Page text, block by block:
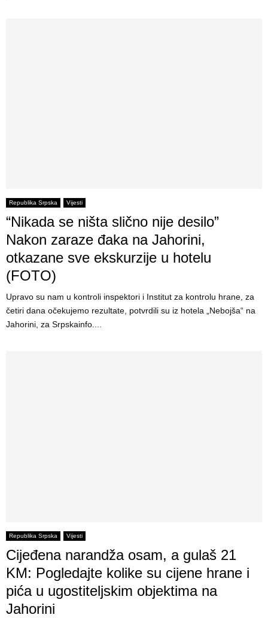
Republika Srpska Vijesti
“Nikada se ništa slično nije desilo”
Nakon zaraze đaka na Jahorini,
otkazane sve ekskurzije u hotelu
(FOTO)
Upravo su nam u kontroli inspektori i Institut za kontrolu hrane, za
četiri dana očekujemo rezultate, potvrdili su iz hotela „Nebojša“ na
Jahorini, za Srpskainfo....
Republika Srpska Vijesti
Cijeđena narandža osam, a gulaš 21
KM: Pogledajte kolike su cijene hrane i
pića u ugostiteljskim objektima na
Jahorini